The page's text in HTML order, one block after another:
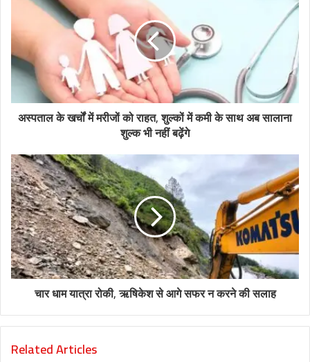
अस्पताल के खर्चों में मरीजों को राहत, शुल्कों में कमी के साथ अब सालाना
शुल्क भी नहीं बढ़ेंगे
चार धाम यात्रा रोकी, ऋषिकेश से आगे सफर न करने की सलाह
Related Articles